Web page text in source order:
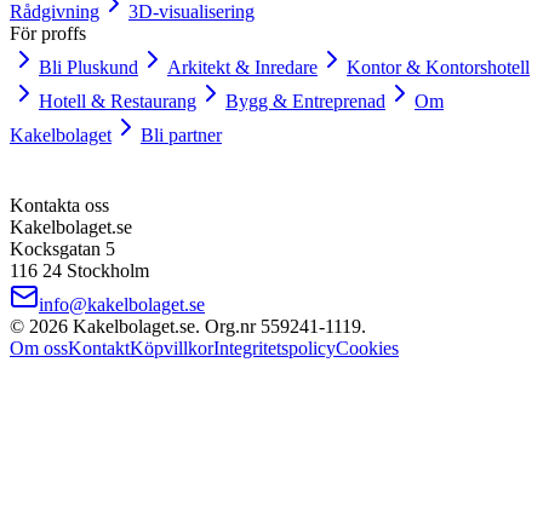
Rådgivning
3D-visualisering
För proffs
Bli Pluskund
Arkitekt & Inredare
Kontor & Kontorshotell
Hotell & Restaurang
Bygg & Entreprenad
Om
Kakelbolaget
Bli partner
Kontakta oss
Kakelbolaget.se
Kocksgatan 5
116 24 Stockholm
info@kakelbolaget.se
© 2026 Kakelbolaget.se. Org.nr 559241‑1119.
Om ossKontaktKöpvillkorIntegritetspolicyCookies